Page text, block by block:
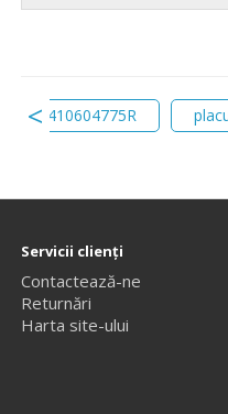
410604775R
Servicii clienţi
Contactează-ne
Returnări
Harta site-ului